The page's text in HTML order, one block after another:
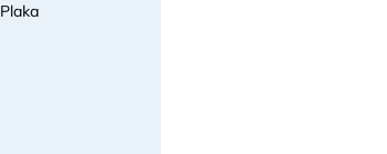
Plaka